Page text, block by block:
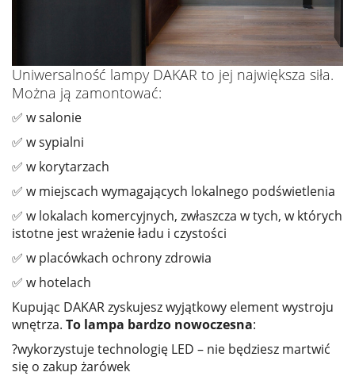
Uniwersalność lampy DAKAR to jej największa siła.
Można ją zamontować:
✅ w salonie
✅ w sypialni
✅ w korytarzach
✅ w miejscach wymagających lokalnego podświetlenia
✅ w lokalach komercyjnych, zwłaszcza w tych, w których
istotne jest wrażenie ładu i czystości
✅ w placówkach ochrony zdrowia
✅ w hotelach
Kupując DAKAR zyskujesz wyjątkowy element wystroju
wnętrza. To lampa bardzo nowoczesna:
?wykorzystuje technologię LED – nie będziesz martwić
się o zakup żarówek